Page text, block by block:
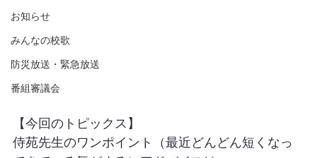
お知らせ
みんなの校歌
防災放送・緊急放送
番組審議会
【今回のトピックス】
侍苑先生のワンポイント（最近どんどん短くなっ